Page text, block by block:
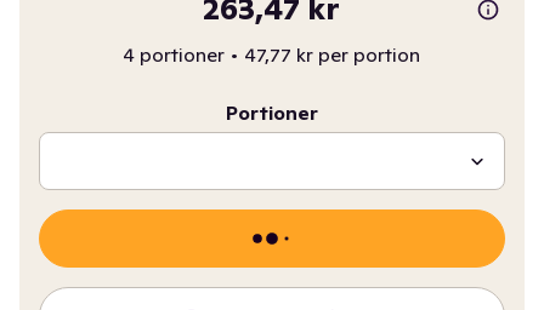
263,47 kr
4 portioner • 47,77 kr per portion
Portioner